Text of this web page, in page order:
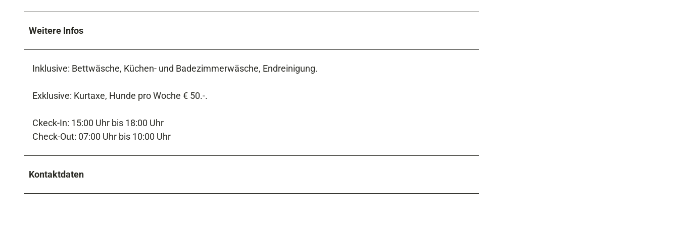
Weitere Infos
Inklusive: Bettwäsche, Küchen- und Badezimmerwäsche, Endreinigung.
Exklusive: Kurtaxe, Hunde pro Woche € 50.-.
Ckeck-In: 15:00 Uhr bis 18:00 Uhr
Check-Out: 07:00 Uhr bis 10:00 Uhr
Kontaktdaten